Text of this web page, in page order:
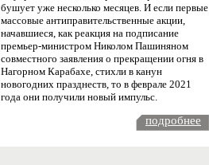
бушует уже несколько месяцев. И если первые
массовые антиправительственные акции,
начавшиеся, как реакция на подписание
премьер-министром Николом Пашиняном
совместного заявления о прекращении огня в
Нагорном Карабахе, стихли в канун
новогодних празднеств, то в феврале 2021
года они получили новый импульс.
подробнее